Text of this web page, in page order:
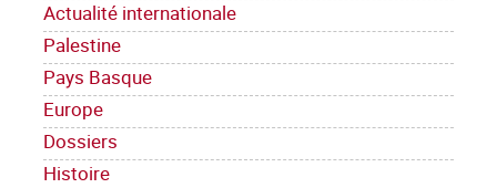
Actualité internationale
Palestine
Pays Basque
Europe
Dossiers
Histoire